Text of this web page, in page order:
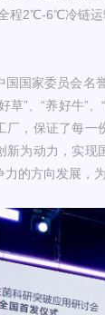
程2℃-6℃冷链运
国家委员会名
草”、“养好牛”
厂，保证了每
新为动力，实
力的方向发展，